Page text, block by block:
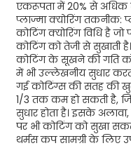
एकरूपता में 20% से अधिक
प्लाज्मा क्योरिंग तकनीक:
कोटिंग क्योरिंग विधि है
कोटिंग को तेजी से सुखाती
कोटिंग के सूखने की गति
में भी उल्लेखनीय सुधार
गई कोटिंग्स की सतह की
1/3 तक कम हो सकती है,
सुधार होता है। इसके
पर भी कोटिंग को सुखा
थर्मस कप सामग्री के लिए